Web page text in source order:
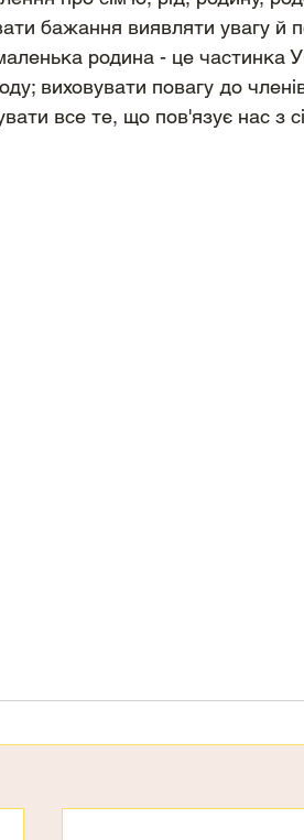
бажання виявляти увагу й
родина - це частинка
виховувати повагу до членів
все те, що пов'язує нас з